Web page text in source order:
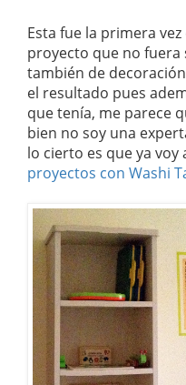
Esta fue la primera
proyecto que no fuera
también de
el resultado pues
que tenía, me parece
bien no soy una
lo cierto es que ya voy
proyectos con Washi